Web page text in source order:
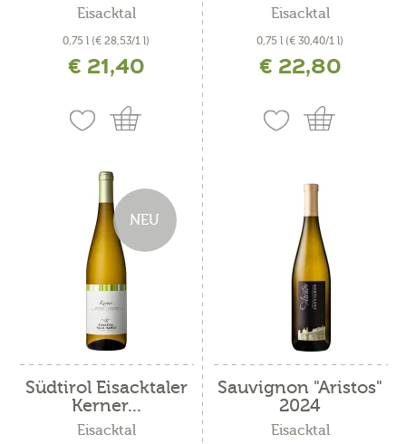
Eisacktal
0,75 l (€ 28,53/1 l)
€ 21,40
Eisacktal
0,75 l (€ 30,40/1 l)
€ 22,80
NEU
Südtirol Eisacktaler
Kerner...
Eisacktal
Sauvignon "Aristos"
2024
Eisacktal